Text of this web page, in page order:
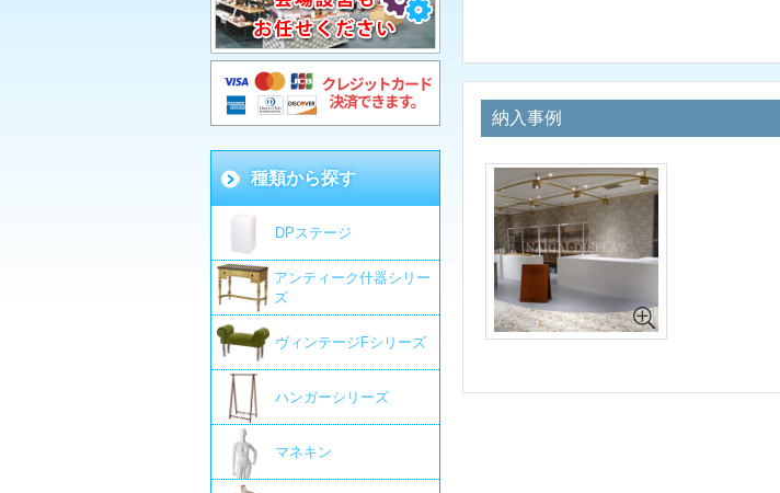
納入事例
種類から探す
DPステージ
アンティーク什器シリー
ズ
ヴィンテージFシリーズ
ハンガーシリーズ
マネキン